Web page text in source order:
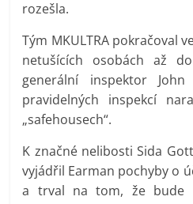
rozešla.
Tým MKULTRA pokračoval
netušících osobách až
generální inspektor
pravidelných inspekcí
„safehousech“.
K značné nelibosti Sida
vyjádřil Earman pochyby o
a trval na tom, že bude